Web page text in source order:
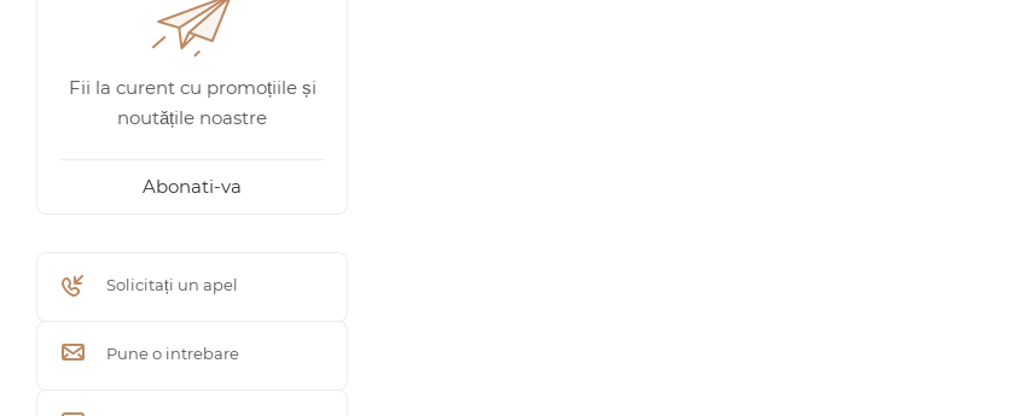
Fii la curent cu promoțiile și
noutățile noastre
Abonati-va
Solicitați un apel
Pune o intrebare